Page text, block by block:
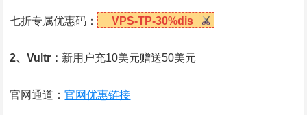
七折专属优惠码： VPS-TP-30%dis
2、Vultr： 新用户充10美元赠送50美元
官网通道：官网优惠链接